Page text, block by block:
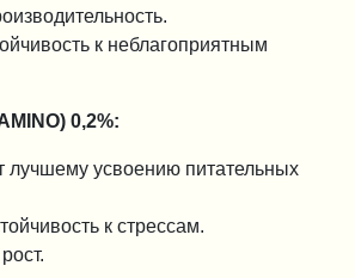
к неблагоприятным
0,2%:
лучшему усвоению питательных
к стрессам.